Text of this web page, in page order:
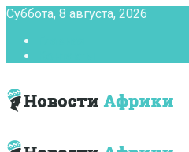
Суббота, 8 августа, 2026